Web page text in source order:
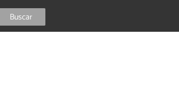
Buscar